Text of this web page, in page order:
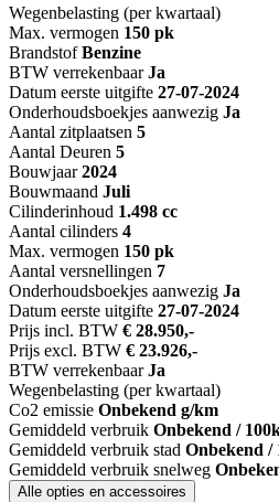
Wegenbelasting (per kwartaal)
Max. vermogen 150 pk
Brandstof Benzine
BTW verrekenbaar Ja
Datum eerste uitgifte 27-07-2024
Onderhoudsboekjes aanwezig Ja
Aantal zitplaatsen 5
Aantal Deuren 5
Bouwjaar 2024
Bouwmaand Juli
Cilinderinhoud 1.498 cc
Aantal cilinders 4
Max. vermogen 150 pk
Aantal versnellingen 7
Onderhoudsboekjes aanwezig Ja
Datum eerste uitgifte 27-07-2024
Prijs incl. BTW € 28.950,-
Prijs excl. BTW € 23.926,-
BTW verrekenbaar Ja
Wegenbelasting (per kwartaal)
Co2 emissie Onbekend g/km
Gemiddeld verbruik Onbekend /
Gemiddeld verbruik stad Onbekend /
Gemiddeld verbruik snelweg
Alle opties en accessoires